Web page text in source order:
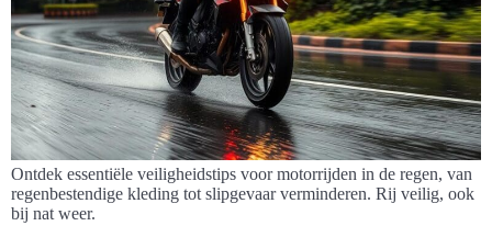
Ontdek essentiële veiligheidstips voor motorrijden in de regen, van
regenbestendige kleding tot slipgevaar verminderen. Rij veilig, ook
bij nat weer.